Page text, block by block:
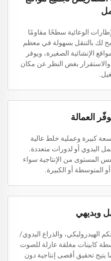
الوعائية سطحًا مقاومًا
لك بالتنقل بسهولة في معظم
الإنشائية الصغيرة، ويوفر
بغض النظر عن مكان
العمالة
كبيرة وعملية خلط عالية
اليدوي أو لدورات متعددة.
المستوى من الإنتاجية سواء
المتوسطة أو الكبيرة.
وبديهي
الهيدروليكي، والذراع اليدوي/
كابينات مغلقة عازلة للصوت
يتيح تحقيق أقصى إنتاجية دون